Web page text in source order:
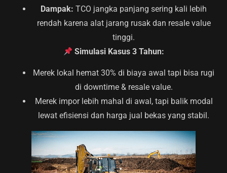
Dampak: TCO jangka panjang sering kali lebih
rendah karena alat jarang rusak dan resale value
tinggi.
Simulasi Kasus 3 Tahun:
Merek lokal hemat 30% di biaya awal tapi bisa rugi
di downtime & resale value.
Merek impor lebih mahal di awal, tapi balik modal
lewat efisiensi dan harga jual bekas yang stabil.